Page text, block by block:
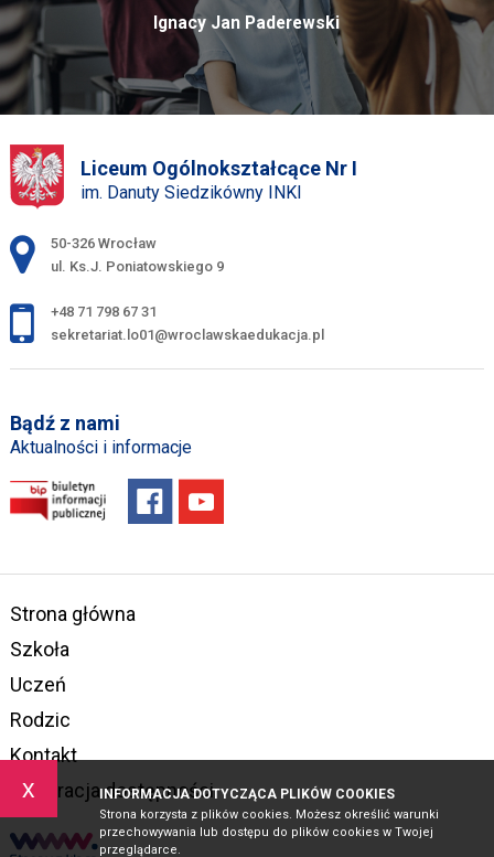
x INFORMACJA DOTYCZĄCA PLIKÓW COOKIES
Strona korzysta z plików cookies. Możesz określić warunki
przechowywania lub dostępu do plików cookies w Twojej
przeglądarce.
Ignacy Jan Paderewski
Liceum Ogólnokształcące Nr I
im. Danuty Siedzikówny INKI
Adres pocztowy:
50-326 Wrocław
ul. Ks.J. Poniatowskiego 9
+48 71 798 67 31
sekretariat.lo01@wroclawskaedukacja.pl
Bądź z nami
Aktualności i informacje
Strona główna
Szkoła
Uczeń
Rodzic
Kontakt
Deklaracja dostępności